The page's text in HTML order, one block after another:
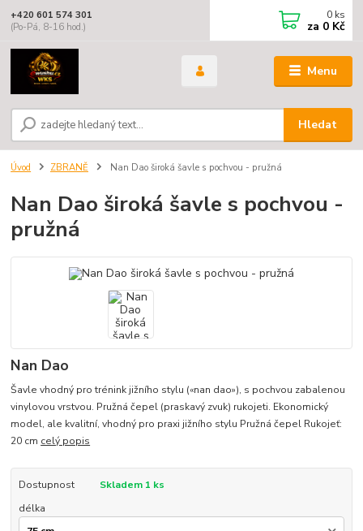
Menu
Hledat
+420 601 574 301
(Po-Pá, 8-16 hod.)
0 ks
za 0 Kč
Úvod ZBRANĚ Nan Dao široká šavle s pochvou - pružná
Nan Dao široká šavle s pochvou -
pružná
Nan Dao
Šavle vhodný pro trénink jižního stylu («nan dao»), s pochvou zabalenou
vinylovou vrstvou. Pružná čepel (praskavý zvuk) rukojeti. Ekonomický
model, ale kvalitní, vhodný pro praxi jižního stylu Pružná čepel Rukojeť:
20 cm celý popis
Dostupnost
Skladem 1 ks
délka